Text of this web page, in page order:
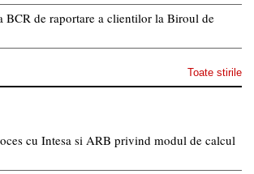
BCR de raportare a clientilor la Biroul de
Toate stirile
cu Intesa si ARB privind modul de calcul